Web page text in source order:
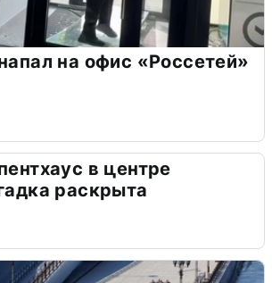
на офис «Россетей»
в центре
раскрыта